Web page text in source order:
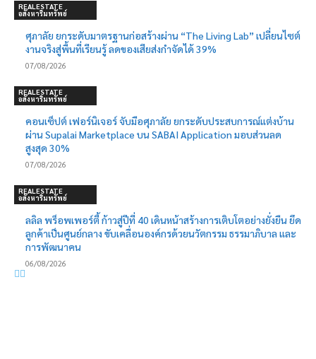
REALESTATE
อสังหาริมทรัพย์
ศุภาลัย ยกระดับมาตรฐานก่อสร้างผ่าน “The Living Lab” เปลี่ยนไซต์
งานจริงสู่พื้นที่เรียนรู้ ลดของเสียส่งกำจัดได้ 39%
07/08/2026
REALESTATE
อสังหาริมทรัพย์
คอนเซ็ปต์ เฟอร์นิเจอร์ จับมือศุภาลัย ยกระดับประสบการณ์แต่งบ้าน
ผ่าน Supalai Marketplace บน SABAI Application มอบส่วนลด
สูงสุด 30%
07/08/2026
REALESTATE
อสังหาริมทรัพย์
ลลิล พร็อพเพอร์ตี้ ก้าวสู่ปีที่ 40 เดินหน้าสร้างการเติบโตอย่างยั่งยืน ยึด
ลูกค้าเป็นศูนย์กลาง ขับเคลื่อนองค์กรด้วยนวัตกรรม ธรรมาภิบาล และ
การพัฒนาคน
06/08/2026